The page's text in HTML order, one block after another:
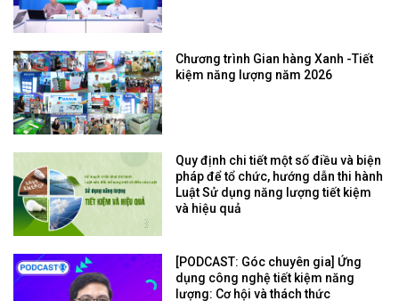
Chương trình Gian hàng Xanh -Tiết
kiệm năng lượng năm 2026
Quy định chi tiết một số điều và biện
pháp để tổ chức, hướng dẫn thi hành
Luật Sử dụng năng lượng tiết kiệm
và hiệu quả
[PODCAST: Góc chuyên gia] Ứng
dụng công nghệ tiết kiệm năng
lượng: Cơ hội và thách thức